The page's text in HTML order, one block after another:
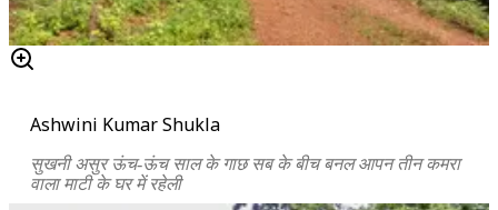
Ashwini Kumar Shukla
सुखनी असुर ऊंच-ऊंच साल के गाछ सब के बीच बनल आपन तीन कमरा
वाला माटी के घर में रहेली